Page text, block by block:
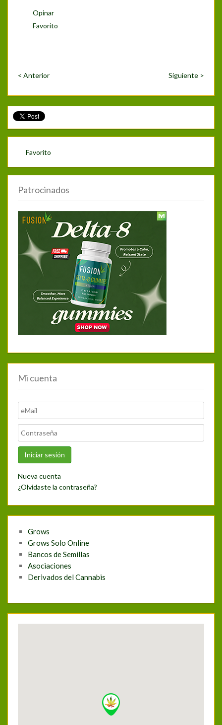
Opinar
Favorito
< Anterior Siguiente >
Favorito
Patrocinados
Mi cuenta
Nueva cuenta
¿Olvidaste la contraseña?
Grows
Grows Solo Online
Bancos de Semillas
Asociaciones
Derivados del Cannabis